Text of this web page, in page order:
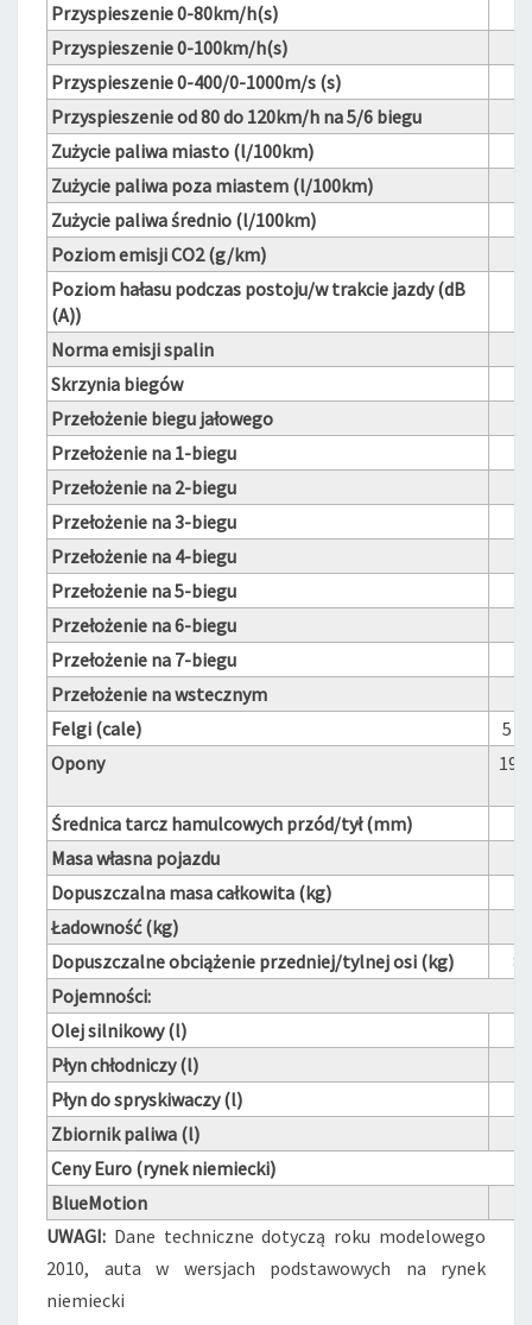
Przyspieszenie 0-80km/h(s)
Przyspieszenie 0-100km/h(s)
Przyspieszenie 0-400/0-1000m/s (s)
Przyspieszenie od 80 do 120km/h na 5/6 biegu
Zużycie paliwa miasto (l/100km)
Zużycie paliwa poza miastem (l/100km)
Zużycie paliwa średnio (l/100km)
Poziom emisji CO2 (g/km)
Poziom hałasu podczas postoju/w trakcie jazdy (dB
(A))
Norma emisji spalin
Skrzynia biegów
Przełożenie biegu jałowego
Przełożenie na 1-biegu
Przełożenie na 2-biegu
Przełożenie na 3-biegu
Przełożenie na 4-biegu
Przełożenie na 5-biegu
Przełożenie na 6-biegu
Przełożenie na 7-biegu
Przełożenie na wstecznym
Felgi (cale)
5
Opony
Średnica tarcz hamulcowych przód/tył (mm)
Masa własna pojazdu
Dopuszczalna masa całkowita (kg)
Ładowność (kg)
Dopuszczalne obciążenie przedniej/tylnej osi (kg)
Pojemności:
Olej silnikowy (l)
Płyn chłodniczy (l)
Płyn do spryskiwaczy (l)
Zbiornik paliwa (l)
Ceny Euro (rynek niemiecki)
BlueMotion
UWAGI: Dane techniczne dotyczą roku modelowego
2010, auta w wersjach podstawowych na rynek
niemiecki